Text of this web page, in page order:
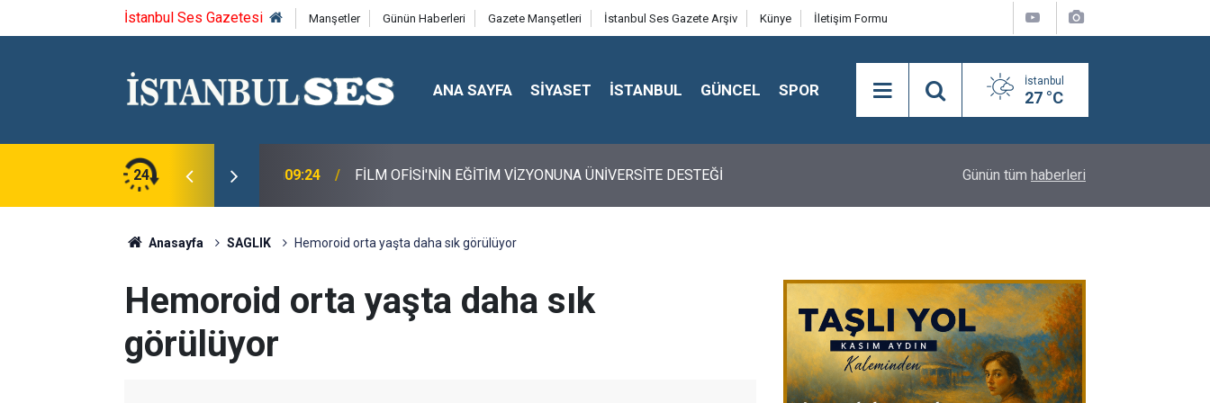
İstanbul Ses Gazetesi Manşetler Günün Haberleri Gazete Manşetleri İstanbul Ses Gazete Arşiv Künye İletişim Formu
ANA SAYFA SİYASET İSTANBUL GÜNCEL SPOR İstanbul
27 °C
24
Macit Koper ve Aydın Sayman’a Emek Ödülü09:24 FİLM OFİSİ'NİN EĞİTİM VİZYONUNA ÜNİVERSİTE DESTEĞİ İBB BAŞKAN VEKİLİ KENT LOKANTASI'NI
Günün tüm haberleri
Anasayfa SAGLIK Hemoroid orta yaşta daha sık görülüyor
Hemoroid orta yaşta daha sık
görülüyor